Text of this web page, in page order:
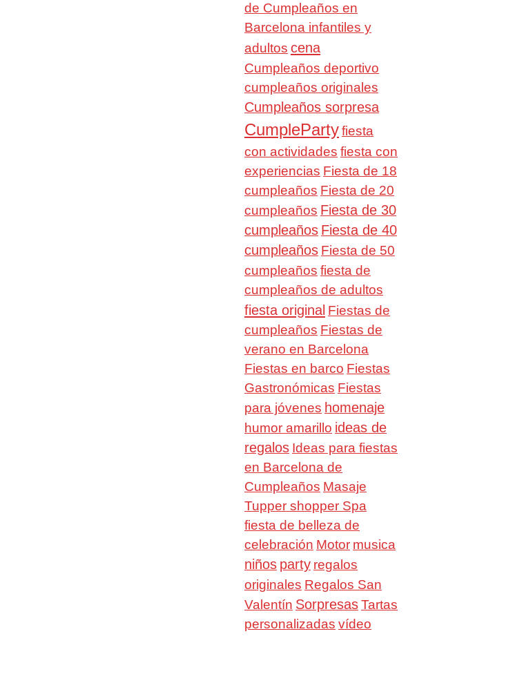
de Cumpleaños en
Barcelona infantiles y
adultos cena
Cumpleaños deportivo
cumpleaños originales
Cumpleaños sorpresa
CumplePartyfiesta
con actividades fiesta con
experiencias Fiesta de 18
cumpleaños Fiesta de 20
cumpleaños Fiesta de 30
cumpleaños Fiesta de 40
cumpleaños Fiesta de 50
cumpleaños fiesta de
cumpleaños de adultos
fiesta original Fiestas de
cumpleaños Fiestas de
verano en Barcelona
Fiestas en barco Fiestas
Gastronómicas Fiestas
para jóvenes homenaje
humor amarillo ideas de
regalos Ideas para fiestas
en Barcelona de
Cumpleaños Masaje
Tupper shopper Spa
fiesta de belleza de
celebración Motor musica
niños party regalos
originales Regalos San
Valentín SorpresasTartas
personalizadas vídeo